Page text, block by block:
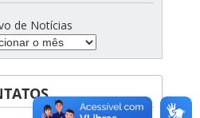
de Notícias